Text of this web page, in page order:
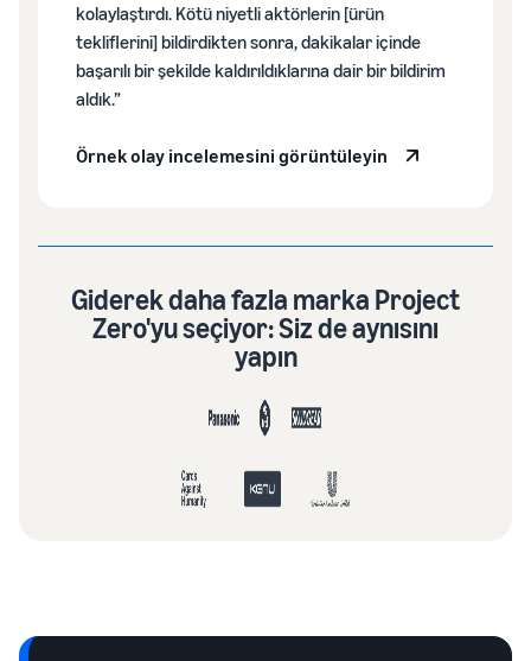
kolaylaştırdı. Kötü niyetli aktörlerin [ürün
tekliflerini] bildirdikten sonra, dakikalar içinde
başarılı bir şekilde kaldırıldıklarına dair bir bildirim
aldık.”
Örnek olay incelemesini görüntüleyin
Giderek daha fazla marka Project
Zero'yu seçiyor: Siz de aynısını
yapın